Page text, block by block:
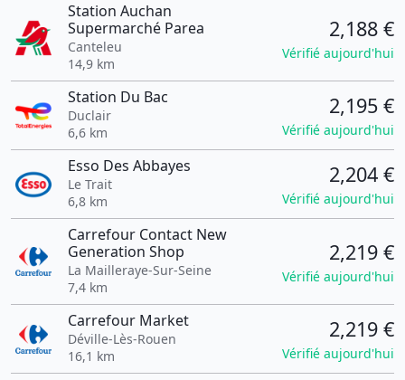
Station Auchan
Supermarché Parea
Canteleu
14,9 km
2,188 €
Vérifié aujourd'hui
Station Du Bac
Duclair
6,6 km
2,195 €
Vérifié aujourd'hui
Esso Des Abbayes
Le Trait
6,8 km
2,204 €
Vérifié aujourd'hui
Carrefour Contact New
Generation Shop
La Mailleraye-Sur-Seine
7,4 km
2,219 €
Vérifié aujourd'hui
Carrefour Market
Déville-Lès-Rouen
16,1 km
2,219 €
Vérifié aujourd'hui